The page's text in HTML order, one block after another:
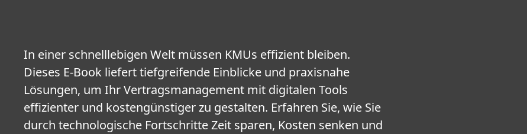
In einer schnelllebigen Welt müssen KMUs effizient bleiben.
Dieses E-Book liefert tiefgreifende Einblicke und praxisnahe
Lösungen, um Ihr Vertragsmanagement mit digitalen Tools
effizienter und kostengünstiger zu gestalten. Erfahren Sie, wie Sie
durch technologische Fortschritte Zeit sparen, Kosten senken und